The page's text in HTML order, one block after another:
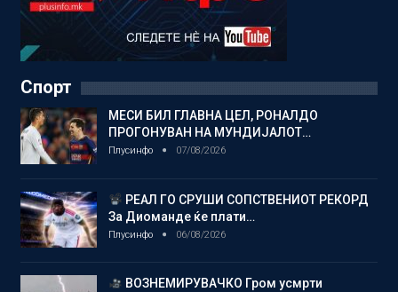
Спорт
МЕСИ БИЛ ГЛАВНА ЦЕЛ, РОНАЛДО
ПРОГОНУВАН НА МУНДИЈАЛОТ…
Плусинфо 07/08/2026
РЕАЛ ГО СРУШИ СОПСТВЕНИОТ РЕКОРД
За Диоманде ќе плати…
Плусинфо 06/08/2026
ВОЗНЕМИРУВАЧКО Гром усмрти